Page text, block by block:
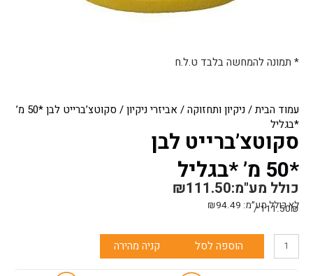
עמוד הבית/ניקיון ותחזוקה/ אביזרי ניקיון
/ סקוטצ’ברייט לבן *50 מ’
*בגליל
סקוטצ’ברייט לבן
*50 מ’ *בגליל
₪111.50כולל מע"מ:
לא כולל מע״מ: ₪94.49
111.50₪ /
כמות
הוספה לסל קניה מהירה
* תמונה להמחשה בלבד ט.ל.ח